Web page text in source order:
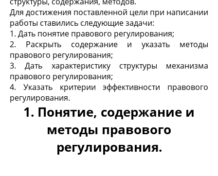
Для достижения поставленной цели при написании
работы ставились следующие задачи:
1. Дать понятие правового регулирования;
2. Раскрыть содержание и указать методы
правового регулирования;
3. Дать характеристику структуры механизма
правового регулирования;
4. Указать критерии эффективности правового
регулирования.
1. Понятие, содержание и
методы правового
регулирования.